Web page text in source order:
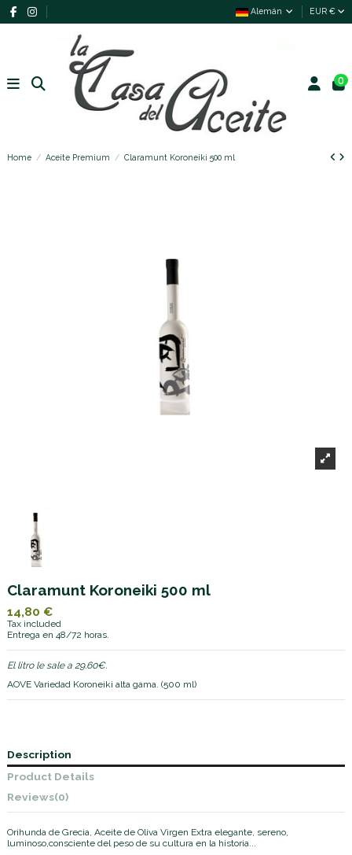
Alemán EUR €
0
Home Aceite Premium Claramunt Koroneiki 500 ml
Claramunt Koroneiki 500 ml
14,80 €
Tax included
Entrega en 48/72 horas.
El litro le sale a 29.60€.
AOVE Variedad Koroneiki alta gama. (500 ml)
Description
Product Details
Reviews(0)
Orihunda de Grecia, Aceite de Oliva Virgen Extra elegante, sereno,
luminoso,consciente del peso de su cultura en la historia...